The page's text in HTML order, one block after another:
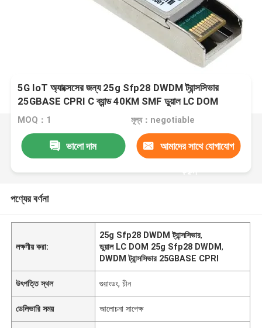
5G IoT অ্যাক্সেসের জন্য 25g Sfp28 DWDM ট্রান্সসিভার
25GBASE CPRI C ব্যান্ড 40KM SMF ডুয়াল LC DOM
MOQ：1 মূল্য：negotiable
ভালো দাম আমাদের সাথে যোগাযোগ
করুন
পণ্যের বর্ণনা
লক্ষণীয় করা:
25g Sfp28 DWDM ট্রান্সসিভার,
ডুয়াল LC DOM 25g Sfp28 DWDM,
DWDM ট্রান্সসিভার 25GBASE CPRI
উৎপত্তি স্থল গুয়াংডং, চীন
ডেলিভারি সময় আলোচনা সাপেক্ষ